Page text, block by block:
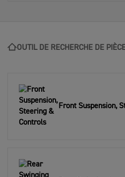
OUTIL DE RECHERCHE DE
Front Suspension,